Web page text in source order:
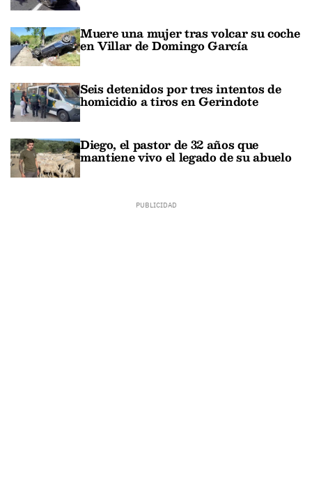
Muere una mujer tras volcar su coche
en Villar de Domingo García
Seis detenidos por tres intentos de
homicidio a tiros en Gerindote
Diego, el pastor de 32 años que
mantiene vivo el legado de su abuelo